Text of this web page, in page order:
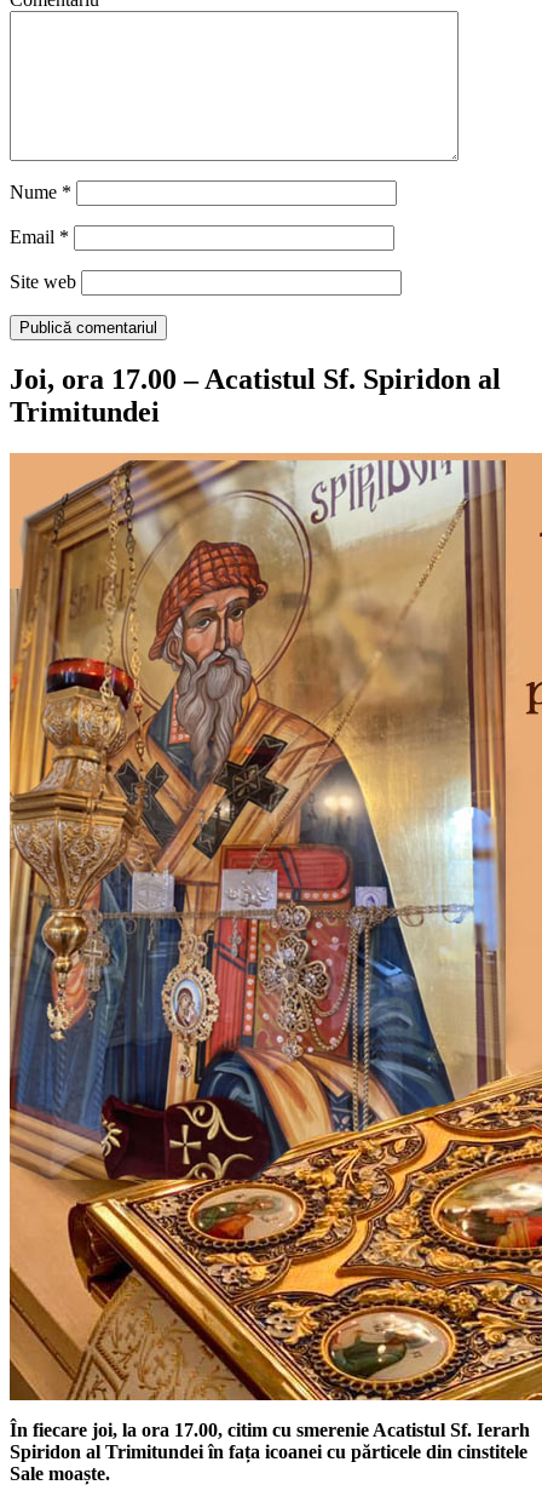
Nume *
Email *
Site web
Joi, ora 17.00 – Acatistul Sf. Spiridon al
Trimitundei
În fiecare joi, la ora 17.00, citim cu smerenie Acatistul Sf. Ierarh
Spiridon al Trimitundei în fața icoanei cu părticele din cinstitele
Sale moaște.